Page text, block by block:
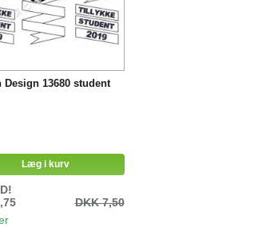
Design 13680 student
Læg i kurv
DKK 7,50